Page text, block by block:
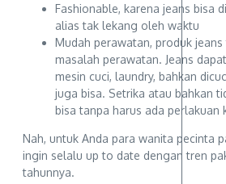
Fashionable, karena jeans bisa
alias tak lekang oleh waktu
Mudah perawatan, produk
masalah perawatan. Jeans
mesin cuci, laundry, bahkan
juga bisa. Setrika atau bahkan
bisa tanpa harus ada perlakuan
Nah, untuk Anda para wanita pecinta
ingin selalu up to date dengan tren
tahunnya.